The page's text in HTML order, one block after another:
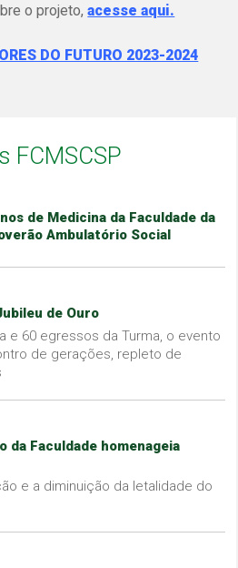
o projeto,acesse aqui.
DO FUTURO 2023-2024
FCMSCSP
de Medicina da Faculdade da
Ambulatório Social
de Ouro
e 60 egressos da Turma, o evento
de gerações, repleto de
Faculdade homenageia
e a diminuição da letalidade do